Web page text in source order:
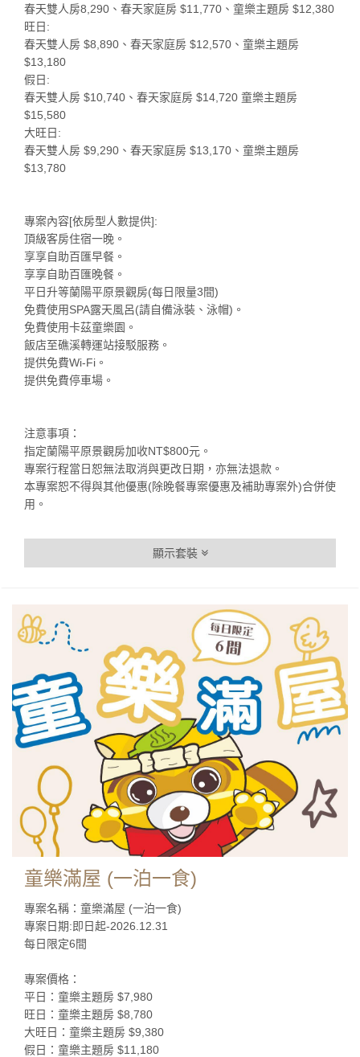
春天雙人房8,290、春天家庭房 $11,770、童樂主題房 $12,380
旺日:
春天雙人房 $8,890、春天家庭房 $12,570、童樂主題房
$13,180
假日:
春天雙人房 $10,740、春天家庭房 $14,720 童樂主題房
$15,580
大旺日:
春天雙人房 $9,290、春天家庭房 $13,170、童樂主題房
$13,780
專案內容[依房型人數提供]:
頂級客房住宿一晚。
享享自助百匯早餐。
享享自助百匯晚餐。
平日升等蘭陽平原景觀房(每日限量3間)
免費使用SPA露天風呂(請自備泳裝、泳帽)。
免費使用卡茲童樂園。
飯店至礁溪轉運站接駁服務。
提供免費Wi-Fi。
提供免費停車場。
注意事項：
指定蘭陽平原景觀房加收NT$800元。
專案行程當日恕無法取消與更改日期，亦無法退款。
本專案恕不得與其他優惠(除晚餐專案優惠及補助專案外)合併使
用。
顯示套裝
童樂滿屋 (一泊一食)
專案名稱：童樂滿屋 (一泊一食)
專案日期:即日起-2026.12.31
每日限定6間
專案價格：
平日：童樂主題房 $7,980
旺日：童樂主題房 $8,780
大旺日：童樂主題房 $9,380
假日：童樂主題房 $11,180